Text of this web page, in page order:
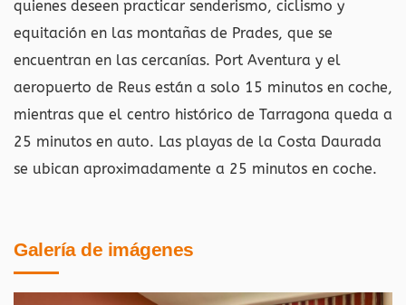
quienes deseen practicar senderismo, ciclismo y
equitación en las montañas de Prades, que se
encuentran en las cercanías. Port Aventura y el
aeropuerto de Reus están a solo 15 minutos en coche,
mientras que el centro histórico de Tarragona queda a
25 minutos en auto. Las playas de la Costa Daurada
se ubican aproximadamente a 25 minutos en coche.
Galería de imágenes